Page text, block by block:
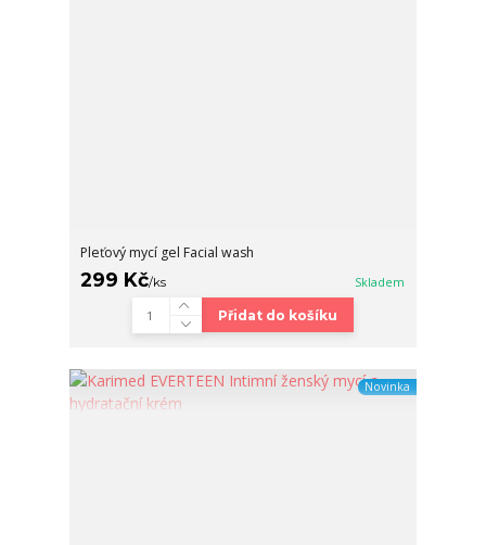
Pleťový mycí gel Facial wash
299 Kč/ks Skladem
Přidat do košíku
Novinka